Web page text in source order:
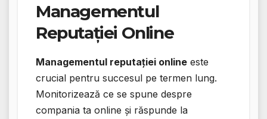
Managementul
Reputației Online
Managementul reputației online este
crucial pentru succesul pe termen lung.
Monitorizează ce se spune despre
compania ta online și răspunde la